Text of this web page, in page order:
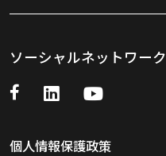
ソーシャルネットワーク
個人情報保護政策